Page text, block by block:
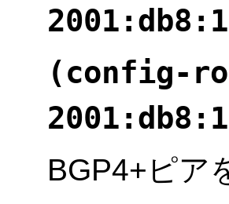
(config-
BGP4+ピア